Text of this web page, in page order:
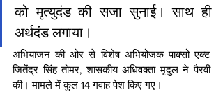
को मृत्युदंड की सजा सुनाई। साथ ही
अर्थदंड लगाया।
अभियाजन की ओर से विशेष अभियोजक पाक्सो एक्ट
जितेंद्र सिंह तोमर, शासकीय अधिवक्ता मृदुल ने पैरवी
की। मामले में कुल 14 गवाह पेश किए गए।